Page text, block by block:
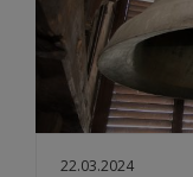
22.03.2024